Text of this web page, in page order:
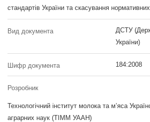
стандартів України та скасування
Вид документа
ДСТУ
України)
Шифр документа 184:2008
Розробник
Технологічний інститут молока та м’яса
аграрних наук (ТІММ УААН)